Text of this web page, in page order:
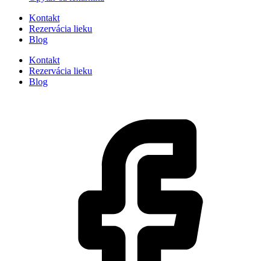
Kontakt
Rezervácia lieku
Blog
Kontakt
Rezervácia lieku
Blog